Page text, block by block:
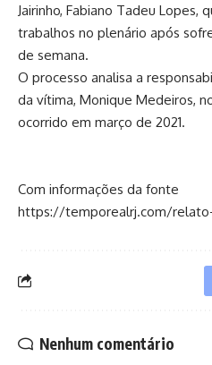
Jairinho, Fabiano Tadeu Lopes,
trabalhos no plenário após
de semana.
O processo analisa a
da vítima, Monique Medeiros,
ocorrido em março de 2021.
Com informações da fonte
https://temporealrj.com/
Nenhum comentário